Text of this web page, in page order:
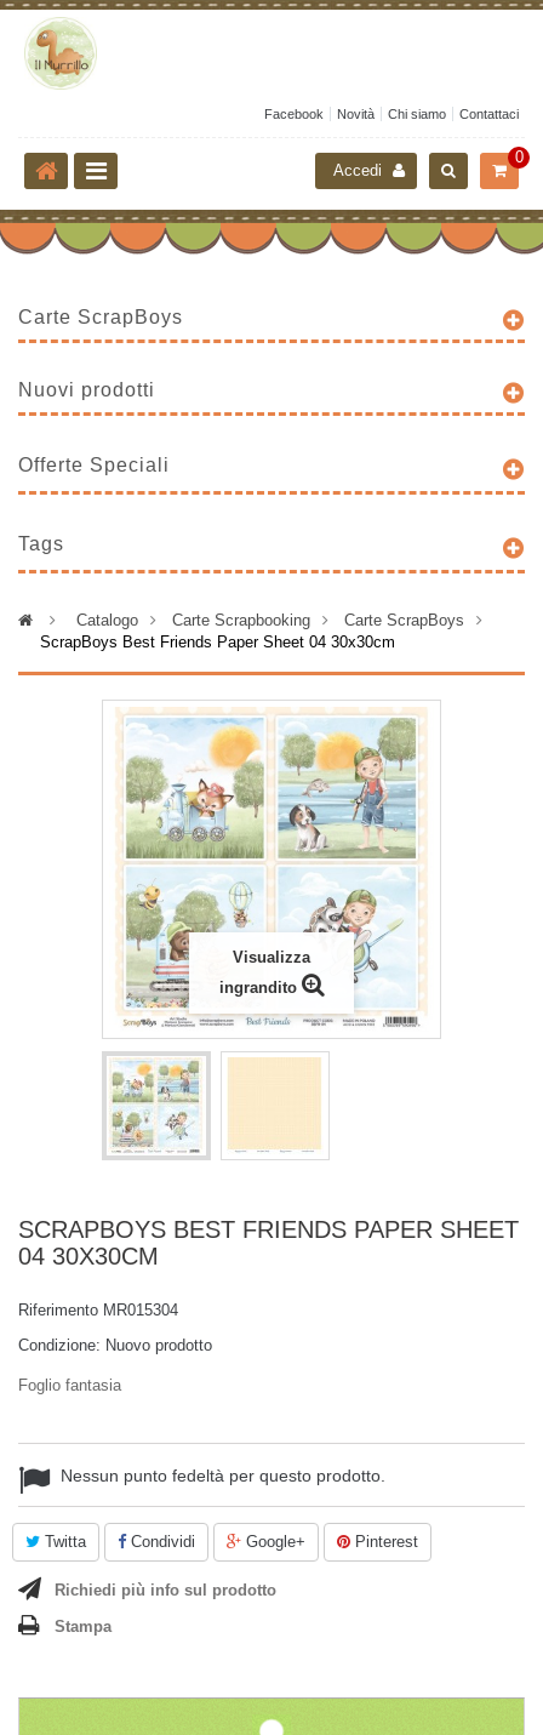
Facebook Novità Chi siamo Contattaci
0
Accedi
Carte ScrapBoys
Nuovi prodotti
Offerte Speciali
Tags
> Catalogo > Carte Scrapbooking >
Carte ScrapBoys
ScrapBoys Best Friends Paper Sheet 04 30x30cm
Visualizza
ingrandito
SCRAPBOYS BEST FRIENDS PAPER SHEET
04 30X30CM
Riferimento MR015304
Condizione: Nuovo prodotto
Foglio fantasia
Nessun punto fedeltà per questo prodotto.
Twitta Condividi Google+ Pinterest
Richiedi più info sul prodotto
Stampa